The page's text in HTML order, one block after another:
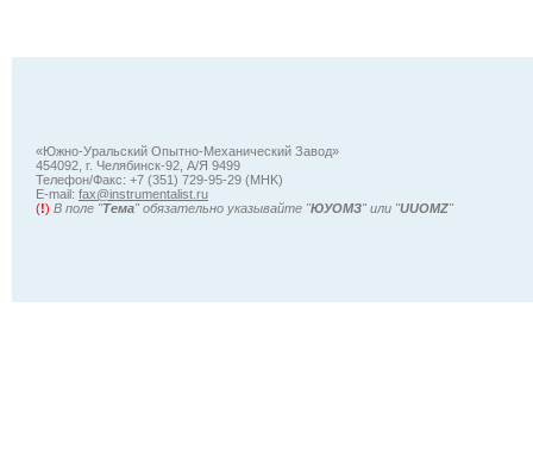
«Южно-Уральский Опытно-Механический Завод»
454092, г. Челябинск-92, А/Я 9499
Телефон/Факс: +7 (351) 729-95-29 (MHK)
Е-mail: fax@instrumentalist.ru
(!) В поле "Тема" обязательно указывайте "ЮУОМЗ" или "UUOMZ"